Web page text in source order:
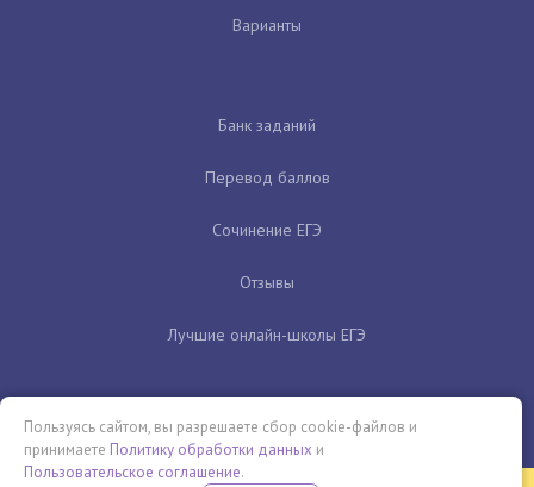
Варианты
Банк заданий
Перевод баллов
Сочинение ЕГЭ
Отзывы
Лучшие онлайн-школы ЕГЭ
Пользуясь сайтом, вы разрешаете сбор cookie-файлов и
принимаете Политику обработки данных и
Пользовательское соглашение.